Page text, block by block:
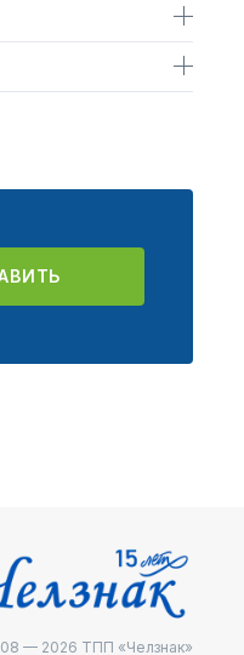
— 2026 ТПП «Челзнак»